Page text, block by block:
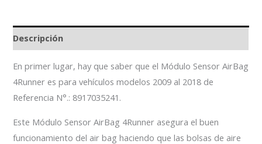
Descripción
En primer lugar, hay que saber que el Módulo Sensor AirBag
4Runner es para vehículos modelos 2009 al 2018 de
Referencia N°.: 8917035241.
Este Módulo Sensor AirBag 4Runner asegura el buen
funcionamiento del air bag haciendo que las bolsas de aire